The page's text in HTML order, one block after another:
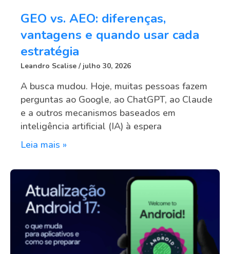
GEO vs. AEO: diferenças,
vantagens e quando usar cada
estratégia
Leandro Scalise julho 30, 2026
A busca mudou. Hoje, muitas pessoas fazem
perguntas ao Google, ao ChatGPT, ao Claude
e a outros mecanismos baseados em
inteligência artificial (IA) à espera
Leia mais »